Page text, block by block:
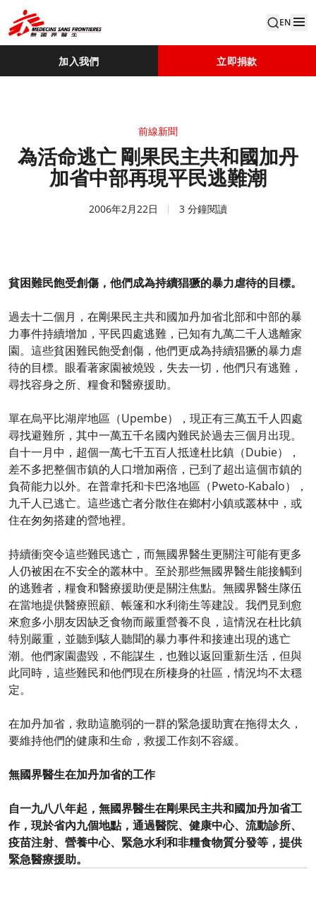
EN
加入我們 立即捐款
前線新聞
為活命逃亡 剛果民主共和國加丹
加省中部再現平民逃難潮
2006年2月22日 3 分鐘閱讀
貧困難民飽受創傷，他們成為持續猖獗的暴力虐待的目標。
過去十二個月，在剛果民主共和國加丹加省北部和中部的暴
力事件持續增加，平民四處逃難，已知有九萬二千人逃離家
園。這些貧困難民飽受創傷，他們更成為持續猖獗的暴力虐
待的目標。眼看著家園被燒毀，失去一切，他們只有逃難，
尋找容身之所、糧食和醫療援助。
單在烏平比湖岸地區（Upembe），現正有三萬五千人四處
尋找避難所，其中一萬五千名國內難民於過去三個月出現。
自十一月中，超個一萬七千五百人抵達杜比鎮（Dubie），
差不多把整個市鎮的人口增加兩倍，已到了超出這個市鎮的
負荷能力以外。在普韋托和卡巴洛地區（Pweto-Kabalo），
九千人已逃亡。這些逃亡者分散住在鄉村小鎮或叢林中，或
住在匆匆搭建的營地裡。
持續衝突令這些難民逃亡，而無國界醫生更關注可能有更多
人仍被困在不安全的叢林中。至於那些無國界醫生能接觸到
的逃難者，糧食和醫療援助便是關注焦點。無國界醫生隊伍
在當地提供醫療照顧、帳篷和水利衛生等建設。我們見到愈
來愈多小朋友因缺乏食物而嚴重營養不良，這情況在杜比鎮
特別嚴重，並聽到駭人聽聞的暴力事件和接連出現的逃亡
潮。他們家園盡毀，不能謀生，也難以返回重新生活，但與
此同時，這些難民和他們現在所棲身的社區，情況均不太穩
定。
在加丹加省，救助這脆弱的一群的緊急援助實在拖得太久，
要維持他們的健康和生命，救援工作刻不容緩。
無國界醫生在加丹加省的工作
自一九八八年起，無國界醫生在剛果民主共和國加丹加省工
作，現於省內九個地點，通過醫院、健康中心、流動診所、
疫苗注射、營養中心、緊急水利和非糧食物質分發等，提供
緊急醫療援助。